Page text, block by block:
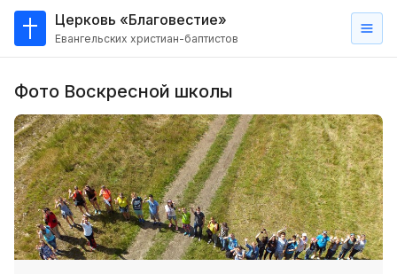
Церковь «Благовестие»
Евангельских христиан-баптистов
нас
Кто такие баптисты?
Мы на карте
Проповеди
Пасторское наставление
Фото Воскресной школы